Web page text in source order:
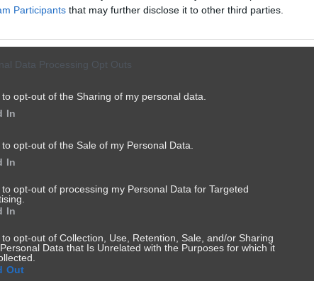
Participants that may further disclose it to other third parties.
Data Processing Opt Outs
to opt-out of the Sharing of my personal data.
In
to opt-out of the Sale of my Personal Data.
In
to opt-out of processing my Personal Data for Targeted
In
to opt-out of Collection, Use, Retention, Sale, and/or Sharing
Data that Is Unrelated with the Purposes for which it
Out Coroczne zaśmiecanie ulic bez konsekwencji.